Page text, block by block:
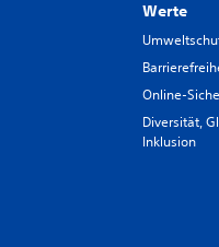
Werte
Online-
Diversität,
Inklusion